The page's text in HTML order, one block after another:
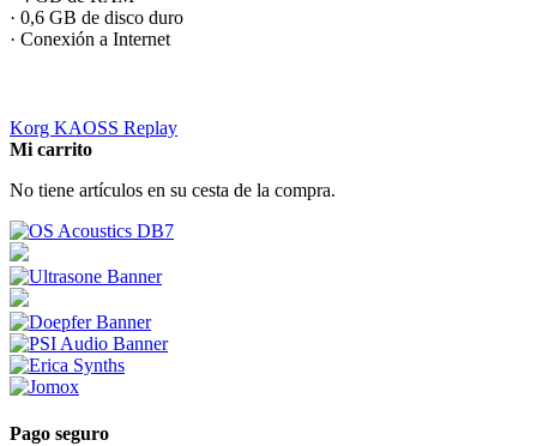
· 0,6 GB de disco duro
· Conexión a Internet
Korg KAOSS Replay
Mi carrito
No tiene artículos en su cesta de la compra.
Pago seguro